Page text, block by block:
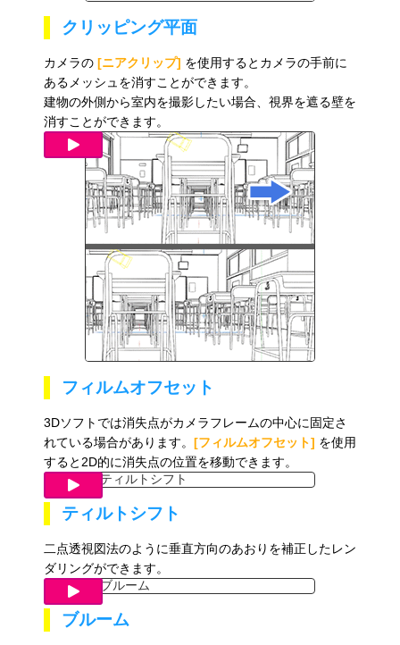
クリッピング平面
カメラの[ニアクリップ] を使用するとカメラの手前に
あるメッシュを消すことができます。
建物の外側から室内を撮影したい場合、視界を遮る壁を
消すことができます。
フィルムオフセット
3Dソフトでは消失点がカメラフレームの中心に固定さ
れている場合があります。 [フィルムオフセット] を使用
すると2D的に消失点の位置を移動できます。
ティルトシフト
二点透視図法のように垂直方向のあおりを補正したレン
ダリングができます。
ブルーム